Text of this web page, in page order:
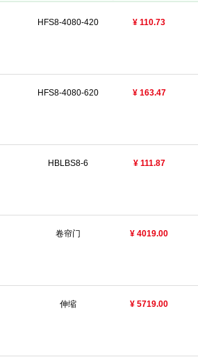
HFS8-4080-420 ¥ 110.73
HFS8-4080-620 ¥ 163.47
HBLBS8-6 ¥ 111.87
卷帘门 ¥ 4019.00
伸缩 ¥ 5719.00